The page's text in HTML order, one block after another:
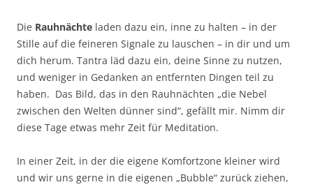
Die Rauhnächte laden dazu ein, inne zu halten – in der
Stille auf die feineren Signale zu lauschen – in dir und um
dich herum. Tantra läd dazu ein, deine Sinne zu nutzen,
und weniger in Gedanken an entfernten Dingen teil zu
haben. Das Bild, das in den Rauhnächten „die Nebel
zwischen den Welten dünner sind“, gefällt mir. Nimm dir
diese Tage etwas mehr Zeit für Meditation.
In einer Zeit, in der die eigene Komfortzone kleiner wird
und wir uns gerne in die eigenen „Bubble“ zurück ziehen,